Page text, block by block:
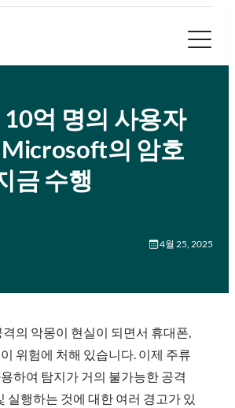
10억 명의 사용자
Microsoft의 암호
금 수행
4월 25, 2025
의 악몽이 현실이 되면서 휴대폰,
위험에 처해 있습니다. 이제 주류
하여 탐지가 거의 불가능한 공격
실행하는 것에 대한 여러 경고가 있